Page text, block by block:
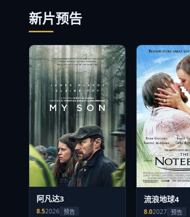
新片预告
阿凡达3
8.52026 预告
流浪地球4
8.02027 预告